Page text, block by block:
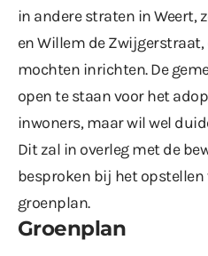
in andere straten in Weert,
en Willem de
mochten inrichten. De
open te staan voor het
inwoners, maar wil wel
Dit zal in overleg met de
besproken bij het
groenplan.
Groenplan